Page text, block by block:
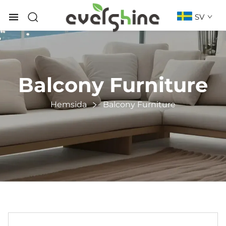
SV
Balcony Furniture
Hemsida Balcony Furniture